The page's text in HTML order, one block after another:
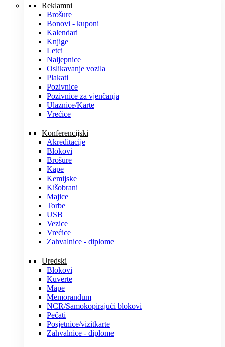
Reklamni
Brošure
Bonovi - kuponi
Kalendari
Knjige
Letci
Naljepnice
Oslikavanje vozila
Plakati
Pozivnice
Pozivnice za vjenčanja
Ulaznice/Karte
Vrećice
Konferencijski
Akreditacije
Blokovi
Brošure
Kape
Kemijske
Kišobrani
Majice
Torbe
USB
Vezice
Vrećice
Zahvalnice - diplome
Uredski
Blokovi
Kuverte
Mape
Memorandum
NCR/Samokopirajući blokovi
Pečati
Posjetnice/vizitkarte
Zahvalnice - diplome